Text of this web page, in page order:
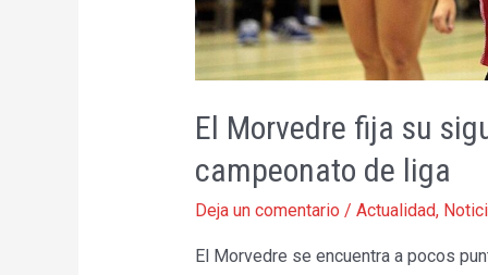
El Morvedre fija su
campeonato de liga
Deja un comentario / Actualidad,
El Morvedre se encuentra a pocos